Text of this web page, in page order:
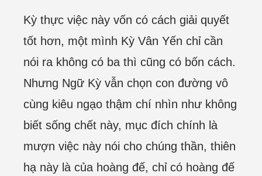
Kỳ thực việc này vốn có cách giải quyết
tốt hơn, một mình Kỳ Vân Yến chỉ cần
nói ra không có ba thì cũng có bốn cách.
Nhưng Ngữ Kỳ vẫn chọn con đường vô
cùng kiêu ngạo thậm chí nhìn như không
biết sống chết này, mục đích chính là
mượn việc này nói cho chúng thần, thiên
hạ này là của hoàng đế, chỉ có hoàng đế